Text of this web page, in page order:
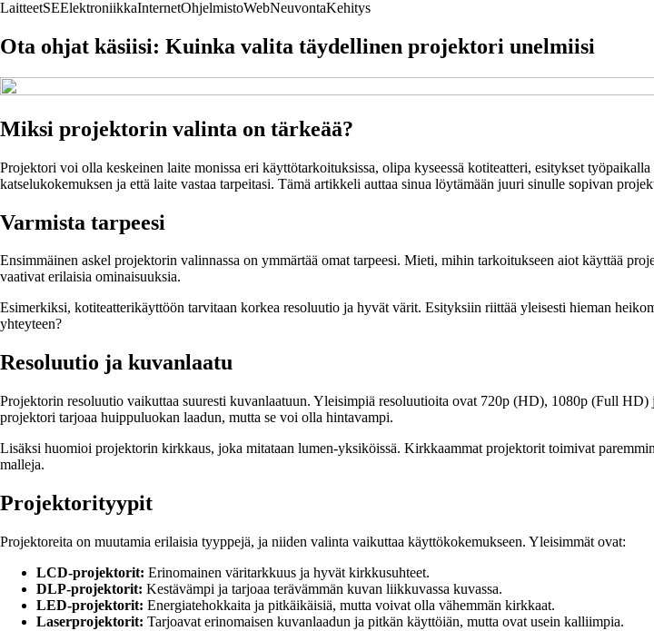
LaitteetSEElektroniikkaInternetOhjelmistoWebNeuvontaKehitys
Ota ohjat käsiisi: Kuinka valita täydellinen projektori unelmiisi
Miksi projektorin valinta on tärkeää?
Projektori voi olla keskeinen laite monissa eri käyttötarkoituksissa, olipa kyseessä kotiteatteri, esitykset
katselukokemuksen ja että laite vastaa tarpeitasi. Tämä artikkeli auttaa sinua löytämään juuri sinulle sopivan
Varmista tarpeesi
Ensimmäinen askel projektorin valinnassa on ymmärtää omat tarpeesi. Mieti, mihin tarkoitukseen aiot käyttää
vaativat erilaisia ominaisuuksia.
Esimerkiksi, kotiteatterikäyttöön tarvitaan korkea resoluutio ja hyvät värit. Esityksiin riittää yleisesti hieman
yhteyteen?
Resoluutio ja kuvanlaatu
Projektorin resoluutio vaikuttaa suuresti kuvanlaatuun. Yleisimpiä resoluutioita ovat 720p (HD), 1080p (Full
projektori tarjoaa huippuluokan laadun, mutta se voi olla hintavampi.
Lisäksi huomioi projektorin kirkkaus, joka mitataan lumen-yksiköissä. Kirkkaammat projektorit toimivat
malleja.
Projektorityypit
Projektoreita on muutamia erilaisia tyyppejä, ja niiden valinta vaikuttaa käyttökokemukseen. Yleisimmät ovat:
LCD-projektorit: Erinomainen väritarkkuus ja hyvät kirkkusuhteet.
DLP-projektorit: Kestävämpi ja tarjoaa terävämmän kuvan liikkuvassa kuvassa.
LED-projektorit: Energiatehokkaita ja pitkäikäisiä, mutta voivat olla vähemmän kirkkaat.
Laserprojektorit: Tarjoavat erinomaisen kuvanlaadun ja pitkän käyttöiän, mutta ovat usein kalliimpia.